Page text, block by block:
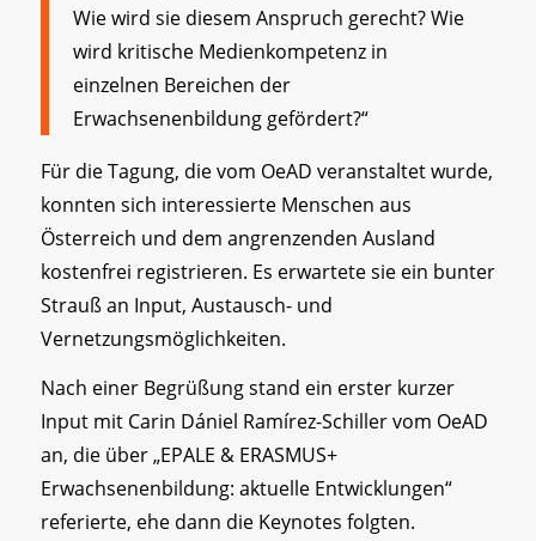
Wie wird sie diesem Anspruch gerecht? Wie
wird kritische Medienkompetenz in
einzelnen Bereichen der
Erwachsenenbildung gefördert?“
Für die Tagung, die vom OeAD veranstaltet wurde,
konnten sich interessierte Menschen aus
Österreich und dem angrenzenden Ausland
kostenfrei registrieren. Es erwartete sie ein bunter
Strauß an Input, Austausch- und
Vernetzungsmöglichkeiten.
Nach einer Begrüßung stand ein erster kurzer
Input mit Carin Dániel Ramírez-Schiller vom OeAD
an, die über „EPALE & ERASMUS+
Erwachsenenbildung: aktuelle Entwicklungen“
referierte, ehe dann die Keynotes folgten.